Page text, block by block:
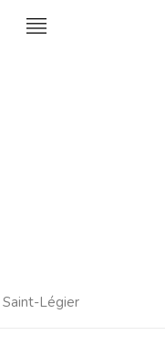
Légier